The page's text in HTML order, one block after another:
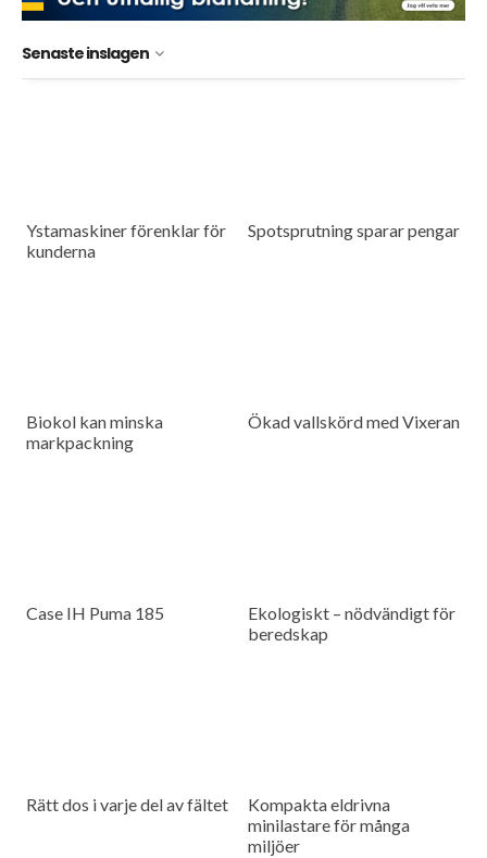
Senaste inslagen
Ystamaskiner förenklar för
kunderna
Spotsprutning sparar pengar
Biokol kan minska
markpackning
Ökad vallskörd med Vixeran
Case IH Puma 185
Ekologiskt – nödvändigt för
beredskap
Rätt dos i varje del av fältet
Kompakta eldrivna
minilastare för många
miljöer